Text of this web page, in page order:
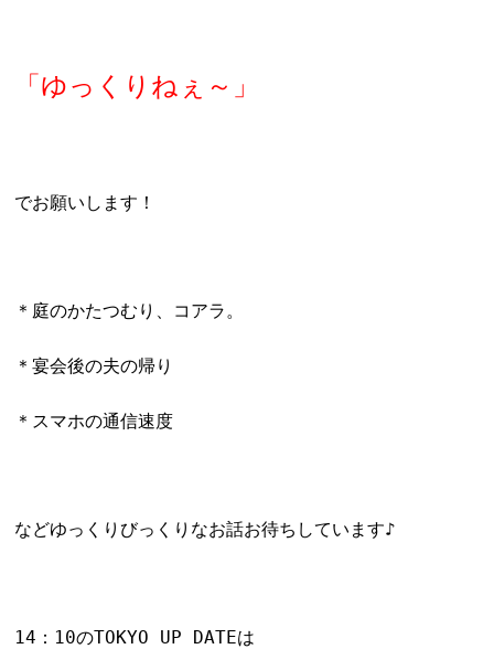
「ゆっくりねぇ～」
でお願いします！
＊庭のかたつむり、コアラ。
＊宴会後の夫の帰り
＊スマホの通信速度
などゆっくりびっくりなお話お待ちしています♪
14：10のTOKYO UP DATEは